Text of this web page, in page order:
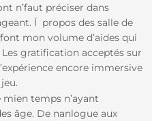
n’faut préciser dans
Í propos des salle de
mon volume d’aides qui
gratification acceptés sur
encore immersive
temps n’ayant
âge. De nanlogue aux